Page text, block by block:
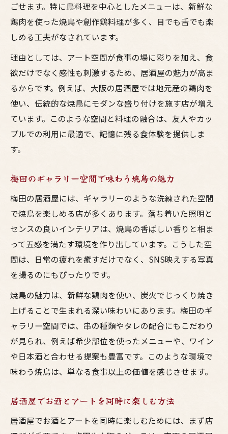
ごせます。特に鳥料理を中心としたメニューは、新鮮な
鶏肉を使った焼鳥や創作鶏料理が多く、目でも舌でも楽
しめる工夫がなされています。
理由としては、アート空間が食事の場に彩りを加え、食
欲だけでなく感性も刺激するため、居酒屋の魅力が高ま
るからです。例えば、大阪の居酒屋では地元産の鶏肉を
使い、伝統的な焼鳥にモダンな盛り付けを施す店が増え
ています。このような空間と料理の融合は、友人やカッ
プルでの利用に最適で、記憶に残る食体験を提供しま
す。
梅田のギャラリー空間で味わう焼鳥の魅力
梅田の居酒屋には、ギャラリーのような洗練された空間
で焼鳥を楽しめる店が多くあります。落ち着いた照明と
センスの良いインテリアは、焼鳥の香ばしい香りと相ま
って五感を満たす環境を作り出しています。こうした空
間は、日常の疲れを癒すだけでなく、SNS映えする写真
を撮るのにもぴったりです。
焼鳥の魅力は、新鮮な鶏肉を使い、炭火でじっくり焼き
上げることで生まれる深い味わいにあります。梅田のギ
ャラリー空間では、串の種類やタレの配合にもこだわり
が見られ、例えば希少部位を使ったメニューや、ワイン
や日本酒と合わせる提案も豊富です。このような環境で
味わう焼鳥は、単なる食事以上の価値を感じさせます。
居酒屋でお酒とアートを同時に楽しむ方法
居酒屋でお酒とアートを同時に楽しむためには、まず店